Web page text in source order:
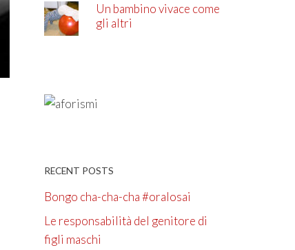
Un bambino vivace come
gli altri
RECENT POSTS
Bongo cha-cha-cha #oralosai
Le responsabilità del genitore di
figli maschi